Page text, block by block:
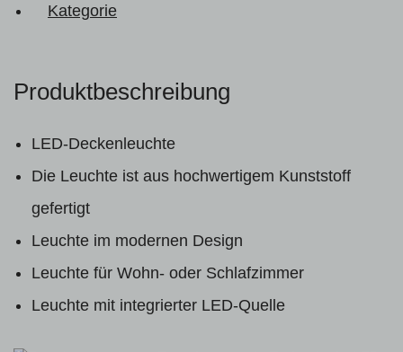
Kategorie
Produktbeschreibung
LED-Deckenleuchte
Die Leuchte ist aus hochwertigem Kunststoff
gefertigt
Leuchte im modernen Design
Leuchte für Wohn- oder Schlafzimmer
Leuchte mit integrierter LED-Quelle